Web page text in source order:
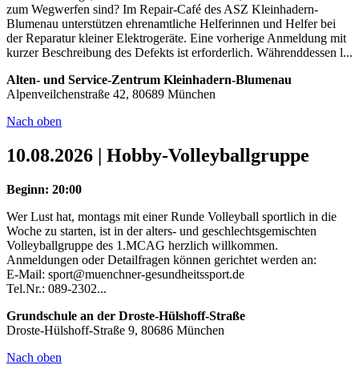
zum Wegwerfen sind? Im Repair-Café des ASZ Kleinhadern-
Blumenau unterstützen ehrenamtliche Helferinnen und Helfer bei
der Reparatur kleiner Elektrogeräte. Eine vorherige Anmeldung mit
kurzer Beschreibung des Defekts ist erforderlich. Währenddessen l...
Alten- und Service-Zentrum Kleinhadern-Blumenau
Alpenveilchenstraße 42, 80689 München
Nach oben
10.08.2026 | Hobby-Volleyballgruppe
Beginn: 20:00
Wer Lust hat, montags mit einer Runde Volleyball sportlich in die
Woche zu starten, ist in der alters- und geschlechtsgemischten
Volleyballgruppe des 1.MCAG herzlich willkommen.
Anmeldungen oder Detailfragen können gerichtet werden an:
E-Mail: sport@muenchner-gesundheitssport.de
Tel.Nr.: 089-2302...
Grundschule an der Droste-Hülshoff-Straße
Droste-Hülshoff-Straße 9, 80686 München
Nach oben